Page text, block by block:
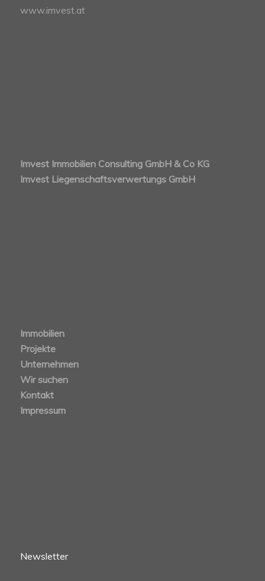
www.imvest.at
Imvest Immobilien Consulting GmbH & Co KG
Imvest Liegenschaftsverwertungs GmbH
Immobilien
Projekte
Unternehmen
Wir suchen
Kontakt
Impressum
Newsletter